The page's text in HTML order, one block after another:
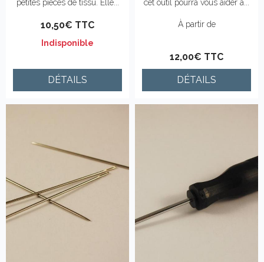
petites pièces de tissu. Elle...
10,50€ TTC
Indisponible
DÉTAILS
cet outil pourra vous aider à...
À partir de
12,00€ TTC
DÉTAILS